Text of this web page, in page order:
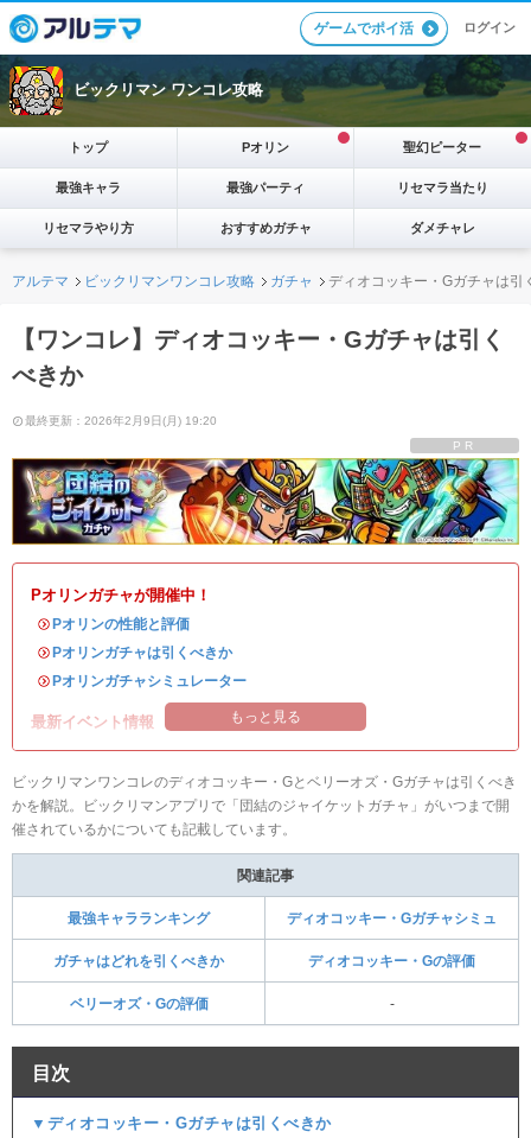
ゲームでポイ活 ログイン
ビックリマン ワンコレ攻略
トップ Pオリン 聖幻ピーター
最強キャラ 最強パーティ リセマラ当たり
リセマラやり方 おすすめガチャ ダメチャレ
アルテマ ビックリマンワンコレ攻略 ガチャ ディオコッキー・Gガチャは引
【ワンコレ】ディオコッキー・Gガチャは引く
べきか
最終更新：2026年2月9日(月) 19:20
PR
Pオリンガチャが開催中！
・ Pオリンの性能と評価
・ Pオリンガチャは引くべきか
・ Pオリンガチャシミュレーター
最新イベント情報 もっと見る
ビックリマンワンコレのディオコッキー・Gとベリーオズ・Gガチャは引くべき
かを解説。ビックリマンアプリで「団結のジャイケットガチャ」がいつまで開
催されているかについても記載しています。
関連記事
最強キャラランキング ディオコッキー・Gガチャシミュ
ガチャはどれを引くべきか ディオコッキー・Gの評価
ベリーオズ・Gの評価 -
目次
▼ディオコッキー・Gガチャは引くべきか